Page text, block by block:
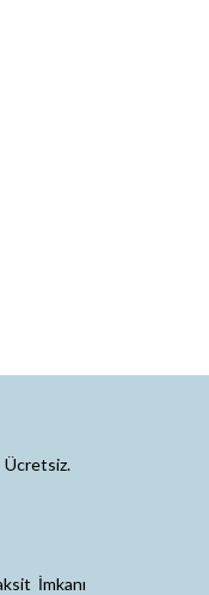
Ücretsiz.
İmkanı